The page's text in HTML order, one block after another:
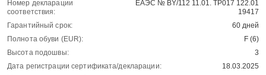
Номер декларации
соответствия:
ЕАЭС № BY/112 11.01. ТР017 122.01
19417
Гарантийный срок:
60 дней
Полнота обуви (EUR):
F (6)
Высота подошвы:
3
Дата регистрации сертификата/декларации:
18.03.2025